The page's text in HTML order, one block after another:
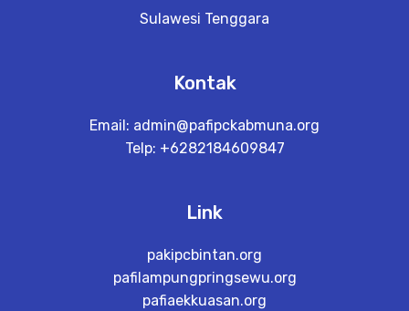
Sulawesi Tenggara
Kontak
Email: admin@pafipckabmuna.org
Telp: +6282184609847
Link
pakipcbintan.org
pafilampungpringsewu.org
pafiaekkuasan.org